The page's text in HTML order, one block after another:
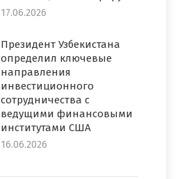
17.06.2026
Президент Узбекистана
определил ключевые
направления
инвестиционного
сотрудничества с
ведущими финансовыми
институтами США
16.06.2026